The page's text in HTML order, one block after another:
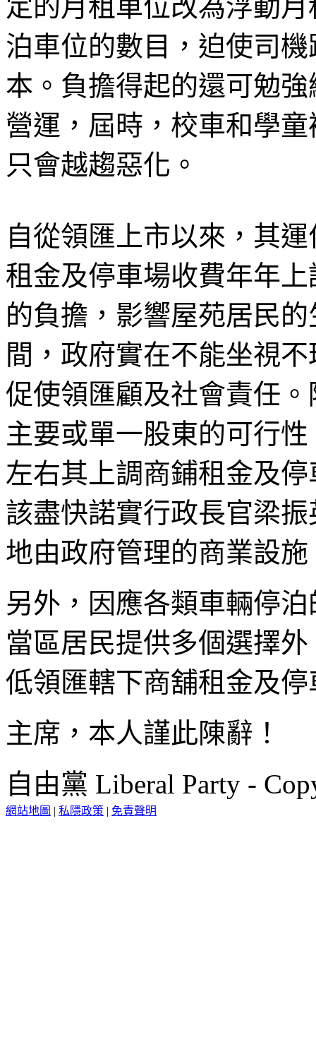
定的月租車位改為浮動
泊車位的數目，迫使司
本。負擔得起的還可勉
營運，屆時，校車和學
只會越趨惡化。
自從領匯上市以來，其
租金及停車場收費年年
的負擔，影響屋苑居民
間，政府實在不能坐視
促使領匯顧及社會責任
主要或單一股東的可行
左右其上調商鋪租金及
該盡快諾實行政長官梁
地由政府管理的商業設施
另外，因應各類車輛停
當區居民提供多個選擇
低領匯轄下商舖租金及
主席，本人謹此陳辭！
自由黨 Liberal Party -
網站地圖 | 私隱政策 | 免責聲明